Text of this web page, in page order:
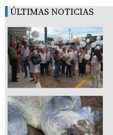
ÚLTIMAS NOTICIAS